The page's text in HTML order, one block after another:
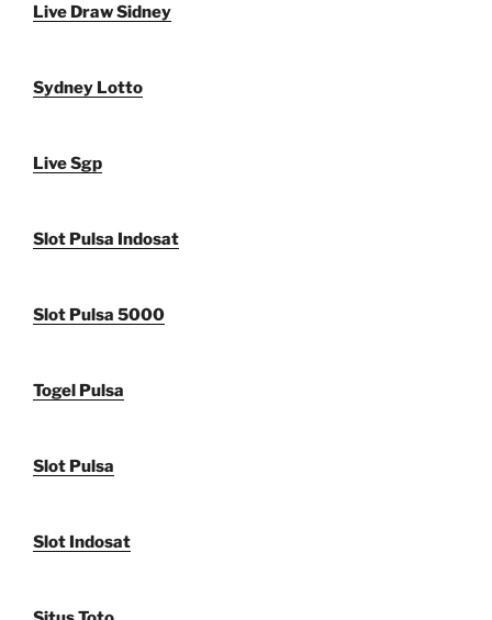
Live Draw Sidney
Sydney Lotto
Live Sgp
Slot Pulsa Indosat
Slot Pulsa 5000
Togel Pulsa
Slot Pulsa
Slot Indosat